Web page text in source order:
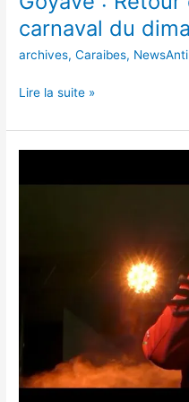
carnaval du
archives,Caraibes,
Lire la suite »
artisans